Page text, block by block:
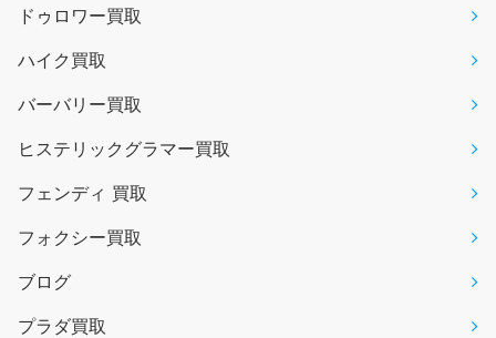
ドゥロワー買取
ハイク買取
バーバリー買取
ヒステリックグラマー買取
フェンディ 買取
フォクシー買取
ブログ
プラダ買取